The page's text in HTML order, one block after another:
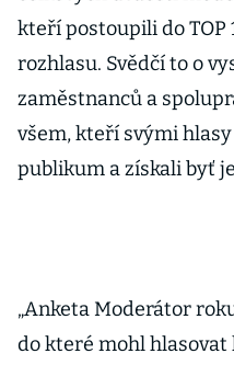
kteří postoupili do TOP
rozhlasu. Svědčí to o
zaměstnanců a
všem, kteří svými
publikum a získali byť
„Anketa Moderátor
do které mohl hlasovat